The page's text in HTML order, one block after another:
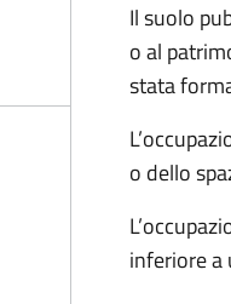
Il suolo
o al
stata
o dello
inferiore a